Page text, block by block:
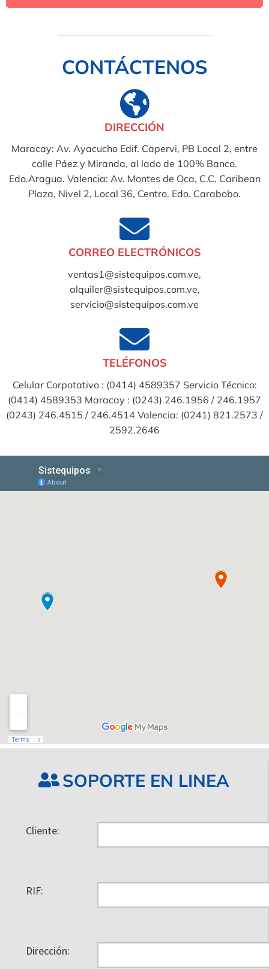
CONTÁCTENOS
DIRECCIÓN
Maracay: Av. Ayacucho Edif. Capervi, PB Local 2, entre
calle Páez y Miranda, al lado de 100% Banco.
Edo.Aragua. Valencia: Av. Montes de Oca, C.C. Caribean
Plaza, Nivel 2, Local 36, Centro. Edo. Carabobo.
CORREO ELECTRÓNICOS
ventas1@sistequipos.com.ve,
alquiler@sistequipos.com.ve,
servicio@sistequipos.com.ve
TELÉFONOS
Celular Corpotativo : (0414) 4589357 Servicio Técnico:
(0414) 4589353 Maracay : (0243) 246.1956 / 246.1957
(0243) 246.4515 / 246.4514 Valencia: (0241) 821.2573 /
2592.2646
SOPORTE EN LINEA
Cliente:
RIF:
Dirección: